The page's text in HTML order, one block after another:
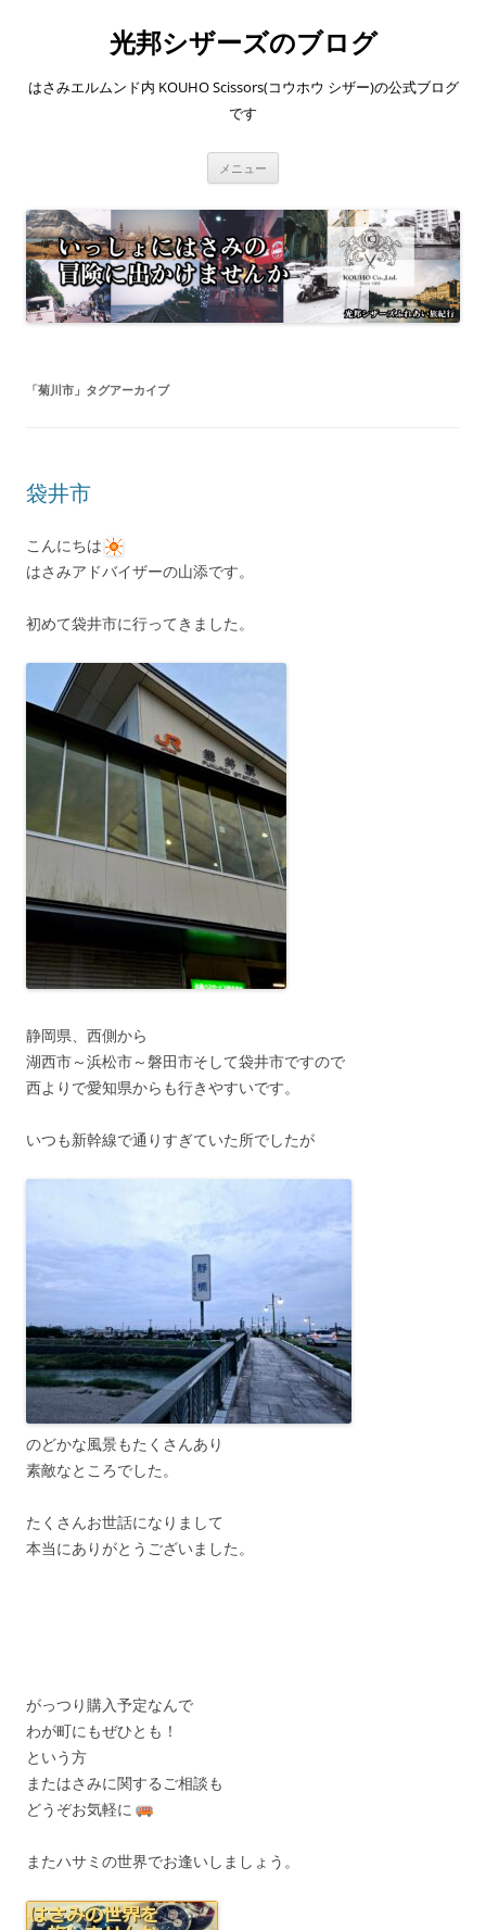
へ
ス
光邦シザーズのブログ
はさみエルムンド内 KOUHO Scissors(コウホウ シザー)の公式ブログ
です
メニュー
「菊川市 」タグアーカイブ
袋井市
こんにちは
はさみアドバイザーの山添です。
初めて袋井市に行ってきました。
静岡県、西側から
湖西市～浜松市～磐田市そして袋井市ですので
西よりで愛知県からも行きやすいです。
いつも新幹線で通りすぎていた所でしたが
のどかな風景もたくさんあり
素敵なところでした。
たくさんお世話になりまして
本当にありがとうございました。
がっつり購入予定なんで
わが町にもぜひとも！
という方
またはさみに関するご相談も
どうぞお気軽に
またハサミの世界でお逢いしましょう。